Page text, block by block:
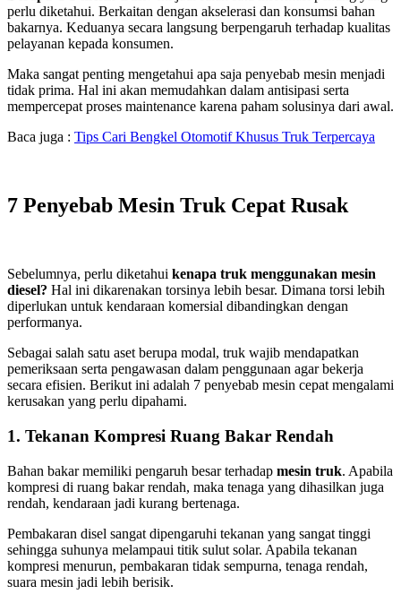
perlu diketahui. Berkaitan dengan akselerasi dan konsumsi bahan
bakarnya. Keduanya secara langsung berpengaruh terhadap kualitas
pelayanan kepada konsumen.
Maka sangat penting mengetahui apa saja penyebab mesin menjadi
tidak prima. Hal ini akan memudahkan dalam antisipasi serta
mempercepat proses maintenance karena paham solusinya dari awal.
Baca juga : Tips Cari Bengkel Otomotif Khusus Truk Terpercaya
7 Penyebab Mesin Truk Cepat Rusak
Sebelumnya, perlu diketahui kenapa truk menggunakan mesin
diesel? Hal ini dikarenakan torsinya lebih besar. Dimana torsi lebih
diperlukan untuk kendaraan komersial dibandingkan dengan
performanya.
Sebagai salah satu aset berupa modal, truk wajib mendapatkan
pemeriksaan serta pengawasan dalam penggunaan agar bekerja
secara efisien. Berikut ini adalah 7 penyebab mesin cepat mengalami
kerusakan yang perlu dipahami.
1. Tekanan Kompresi Ruang Bakar Rendah
Bahan bakar memiliki pengaruh besar terhadap mesin truk. Apabila
kompresi di ruang bakar rendah, maka tenaga yang dihasilkan juga
rendah, kendaraan jadi kurang bertenaga.
Pembakaran disel sangat dipengaruhi tekanan yang sangat tinggi
sehingga suhunya melampaui titik sulut solar. Apabila tekanan
kompresi menurun, pembakaran tidak sempurna, tenaga rendah,
suara mesin jadi lebih berisik.